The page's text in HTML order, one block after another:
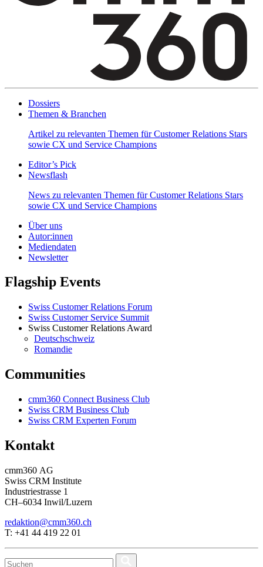
Dossiers
Themen & Branchen
Artikel zu relevanten Themen für Customer Relations Stars
sowie CX und Service Champions
Editor’s Pick
Newsflash
News zu relevanten Themen für Customer Relations Stars
sowie CX und Service Champions
Über uns
Autor:innen
Mediendaten
Newsletter
Flagship Events
Swiss Customer Relations Forum
Swiss Customer Service Summit
Swiss Customer Relations Award
Deutschschweiz
Romandie
Communities
cmm360 Connect Business Club
Swiss CRM Business Club
Swiss CRM Experten Forum
Kontakt
cmm360 AG
Swiss CRM Institute
Industriestrasse 1
CH–6034 Inwil/Luzern
redaktion@cmm360.ch
T: +41 44 419 22 01